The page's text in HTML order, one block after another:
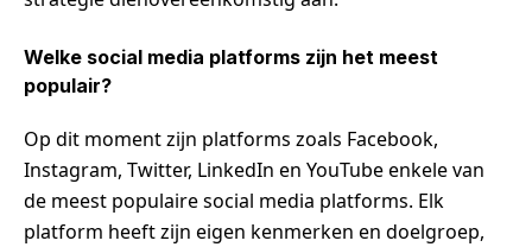
Welke social media platforms zijn het meest
populair?
Op dit moment zijn platforms zoals Facebook,
Instagram, Twitter, LinkedIn en YouTube enkele van
de meest populaire social media platforms. Elk
platform heeft zijn eigen kenmerken en doelgroep,